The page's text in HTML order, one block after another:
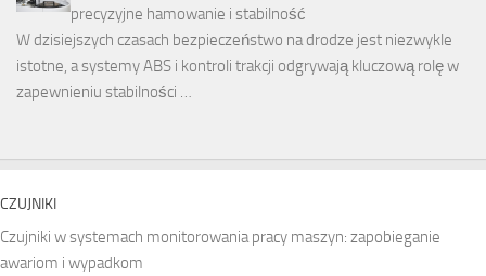
precyzyjne hamowanie i stabilność
W dzisiejszych czasach bezpieczeństwo na drodze jest niezwykle
istotne, a systemy ABS i kontroli trakcji odgrywają kluczową rolę w
zapewnieniu stabilności …
CZUJNIKI
Czujniki w systemach monitorowania pracy maszyn: zapobieganie
awariom i wypadkom